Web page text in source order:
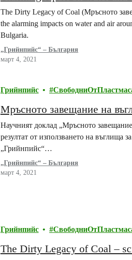
The Dirty Legacy of Coal (Мръсното
the alarming impacts on water and air
Bulgaria.
„Грийнпийс“ – България
март 4, 2021
Грийнпийс
Мръсното завещание на
Научният доклад „Мръсното
резултат от използването на въглища
„Грийнпийс“…
„Грийнпийс“ – България
март 4, 2021
Грийнпийс
The Dirty Legacy of Coal –